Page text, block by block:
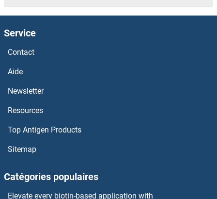
HYAL4 Kits ELISA
HYAL3 Kits ELISA
HYAL1 Kits ELISA
HVEM Kits ELISA
HVD3 Kits ELISA
HUWE1 Kits ELISA
Service
Contact
Aide
Newsletter
Resources
Top Antigen Products
Sitemap
Catégories populaires
Elevate every biotin-based application with